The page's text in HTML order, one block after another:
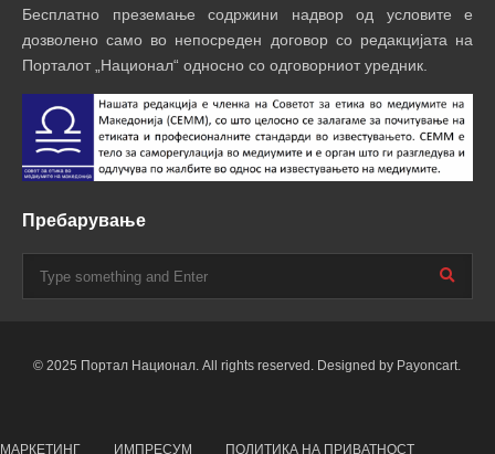
Бесплатно преземање содржини надвор од условите е
дозволено само во непосреден договор со редакцијата на
Порталот „Национал“ односно со одговорниот уредник.
Пребарување
© 2025 Портал Национал. All rights reserved. Designed by Payoncart.
МАРКЕТИНГ ИМПРЕСУМ ПОЛИТИКА НА ПРИВАТНОСТ